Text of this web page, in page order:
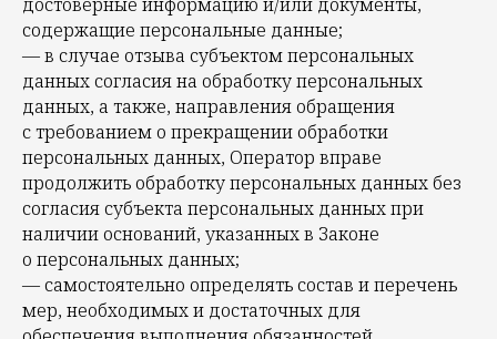
содержащие персональные данные;
— в случае отзыва субъектом персональных
данных согласия на обработку персональных
данных, а также, направления обращения
с требованием о прекращении обработки
персональных данных, Оператор вправе
продолжить обработку персональных данных без
согласия субъекта персональных данных при
наличии оснований, указанных в Законе
о персональных данных;
— самостоятельно определять состав и перечень
мер, необходимых и достаточных для